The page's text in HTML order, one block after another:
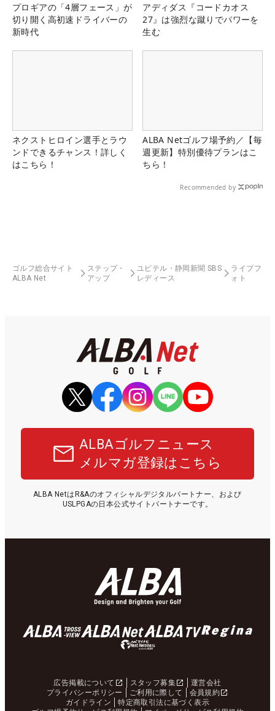
プロギアの「4層フェース」が
切り開く高初速ドライバーの
新時代
アディダス『コードカオス
27』は強烈な蹴りでパワーを
生む
ネクストヒロイン選手とラウ
ンドできるチャンス！詳しく
はこちら！
ALBA Netゴルフ場予約／【毎
週更新】特別優待プランはこ
ちら！
Recommended by
ゴルフ総合サイト
ALBA Net
ステップ・
アップ
ユピテル・静岡新聞 SBS
レディース
ライブフ
ォト
ALBAゴルフニュース
メルマガ登録はこちら
ALBA NetはR&Aのオフィシャルデジタルパートナー、および
USLPGAの日本公式サイトパートナーです。
広告掲載について スタッフ募集
運営会社
プライバシーポリシー
ご利用に際して
会員規約
ガイドライン
特定商取引法に基づく表示